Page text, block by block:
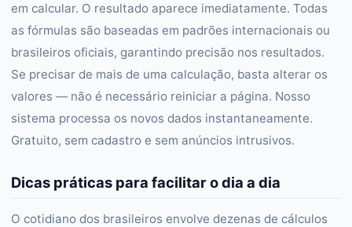
em calcular. O resultado aparece imediatamente. Todas
as fórmulas são baseadas em padrões internacionais ou
brasileiros oficiais, garantindo precisão nos resultados.
Se precisar de mais de uma calculação, basta alterar os
valores — não é necessário reiniciar a página. Nosso
sistema processa os novos dados instantaneamente.
Gratuito, sem cadastro e sem anúncios intrusivos.
Dicas práticas para facilitar o dia a dia
O cotidiano dos brasileiros envolve dezenas de cálculos